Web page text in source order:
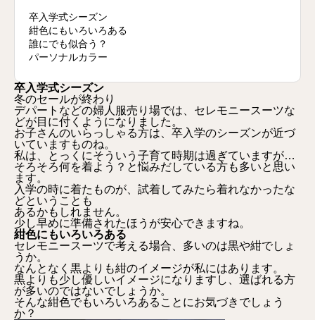
卒入学式シーズン
紺色にもいろいろある
誰にでも似合う？
パーソナルカラー
卒入学式シーズン
冬のセールが終わり
デパートなどの婦人服売り場では、セレモニースーツな
どが目に付くようになりました。
お子さんのいらっしゃる方は、卒入学のシーズンが近づ
いていますものね。
私は、とっくにそういう子育て時期は過ぎていますが…
そろそろ何を着よう？と悩みだしている方も多いと思い
ます。
入学の時に着たものが、試着してみたら着れなかったな
どということも
あるかもしれません。
少し早めに準備されたほうが安心できますね。
紺色にもいろいろある
セレモニースーツで考える場合、多いのは黒や紺でしょ
うか。
なんとなく黒よりも紺のイメージが私にはあります。
黒よりも少し優しいイメージになりますし、選ばれる方
が多いのではないでしょうか。
そんな紺色でもいろいろあることにお気づきでしょう
か？